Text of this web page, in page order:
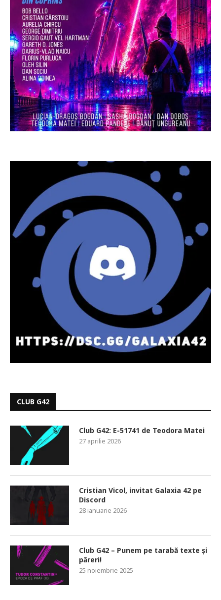
CLUB G42
Club G42: E-51741 de Teodora Matei
27 aprilie 2026
Cristian Vicol, invitat Galaxia 42 pe
Discord
28 ianuarie 2026
Club G42 – Punem pe tarabă texte și
păreri!
25 noiembrie 2025